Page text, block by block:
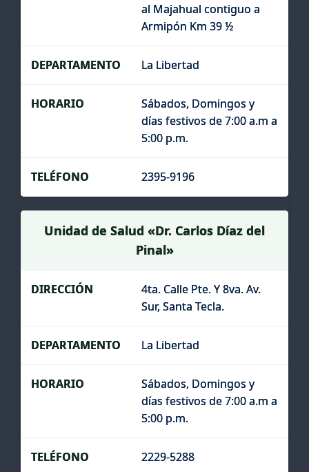
al Majahual contiguo a
Armipón Km 39 ½
La Libertad
Sábados, Domingos y
días festivos de 7:00 a.m a
5:00 p.m.
2395-9196
Unidad de Salud «Dr. Carlos Díaz del
Pinal»
4ta. Calle Pte. Y 8va. Av.
Sur, Santa Tecla.
La Libertad
Sábados, Domingos y
días festivos de 7:00 a.m a
5:00 p.m.
2229-5288